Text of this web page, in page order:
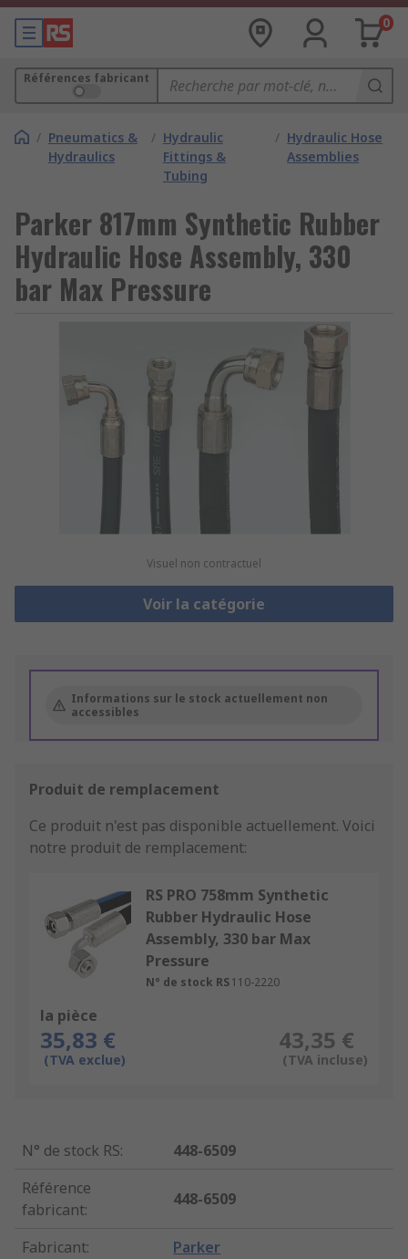
0
Références fabricant
/ Pneumatics &
Hydraulics
/ Hydraulic
Fittings &
Tubing
/ Hydraulic Hose
Assemblies
Parker 817mm Synthetic Rubber
Hydraulic Hose Assembly, 330
bar Max Pressure
Visuel non contractuel
Voir la catégorie
Informations sur le stock actuellement non
accessibles
Produit de remplacement
Ce produit n'est pas disponible actuellement. Voici
notre produit de remplacement:
RS PRO 758mm Synthetic
Rubber Hydraulic Hose
Assembly, 330 bar Max
Pressure
N° de stock RS110-2220
la pièce
35,83 €
(TVA exclue)
43,35 €
(TVA incluse)
N° de stock RS:
448-6509
Référence
fabricant:
448-6509
Fabricant: Parker